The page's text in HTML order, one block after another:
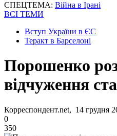
СПЕЦТЕМА: Війна в Ірані
ВСІ ТЕМИ
Вступ України в ЄС
Теракт в Барселоні
Порошенко
відчуження
Корреспондент.net, 14 грудня
0
350